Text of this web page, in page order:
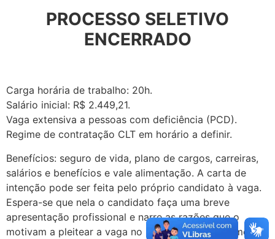
PROCESSO SELETIVO
ENCERRADO
Carga horária de trabalho: 20h.
Salário inicial: R$ 2.449,21.
Vaga extensiva a pessoas com deficiência (PCD).
Regime de contratação CLT em horário a definir.
Benefícios: seguro de vida, plano de cargos, carreiras,
salários e benefícios e vale alimentação. A carta de
intenção pode ser feita pelo próprio candidato à vaga.
Espera-se que nela o candidato faça uma breve
apresentação profissional e narre as razões que o
motivam a pleitear a vaga no Instituto Santos Dumont